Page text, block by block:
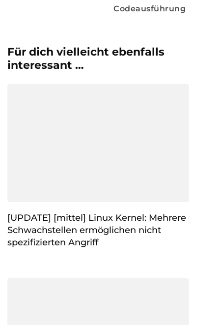
Codeausführung
Für dich vielleicht ebenfalls
interessant …
[UPDATE] [mittel] Linux Kernel: Mehrere
Schwachstellen ermöglichen nicht
spezifizierten Angriff